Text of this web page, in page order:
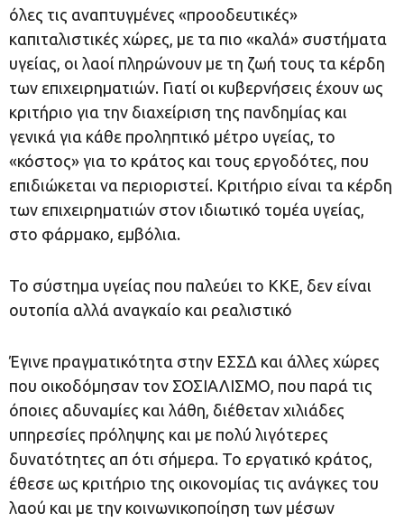
όλες τις αναπτυγμένες «προοδευτικές»
καπιταλιστικές χώρες, με τα πιο «καλά» συστήματα
υγείας, οι λαοί πληρώνουν με τη ζωή τους τα κέρδη
των επιχειρηματιών. Γιατί οι κυβερνήσεις έχουν ως
κριτήριο για την διαχείριση της πανδημίας και
γενικά για κάθε προληπτικό μέτρο υγείας, το
«κόστος» για το κράτος και τους εργοδότες, που
επιδιώκεται να περιοριστεί. Κριτήριο είναι τα κέρδη
των επιχειρηματιών στον ιδιωτικό τομέα υγείας,
στο φάρμακο, εμβόλια.
Το σύστημα υγείας που παλεύει το ΚΚΕ, δεν είναι
ουτοπία αλλά αναγκαίο και ρεαλιστικό
Έγινε πραγματικότητα στην ΕΣΣΔ και άλλες χώρες
που οικοδόμησαν τον ΣΟΣΙΑΛΙΣΜΟ, που παρά τις
όποιες αδυναμίες και λάθη, διέθεταν χιλιάδες
υπηρεσίες πρόληψης και με πολύ λιγότερες
δυνατότητες απ ότι σήμερα. Το εργατικό κράτος,
έθεσε ως κριτήριο της οικονομίας τις ανάγκες του
λαού και με την κοινωνικοποίηση των μέσων